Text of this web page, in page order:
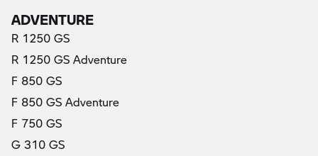
ADVENTURE
R 1250 GS
R 1250 GS Adventure
F 850 GS
F 850 GS Adventure
F 750 GS
G 310 GS